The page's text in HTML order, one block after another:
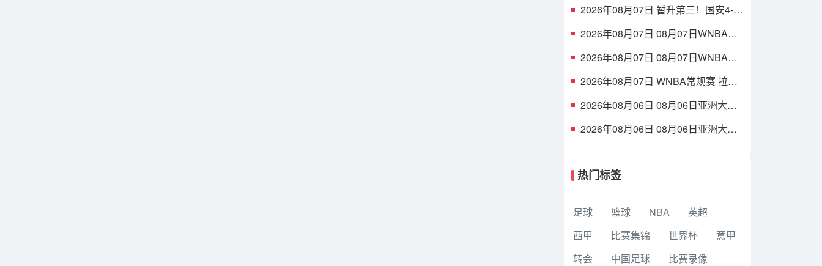
补两扑点
2026年08月07日 暂升第三！国安4-0
法比奥破门
2026年08月07日 08月07日WNBA常
集锦
2026年08月07日 08月07日WNBA常
猫 全场集锦
2026年08月07日 WNBA常规赛 拉斯
场集锦
2026年08月06日 08月06日亚洲大学
律宾大学 集锦
2026年08月06日 08月06日亚洲大学
热门标签
足球 篮球 NBA
英超
西甲
比赛集锦 世界杯
意甲
转会
中国足球
比赛录像